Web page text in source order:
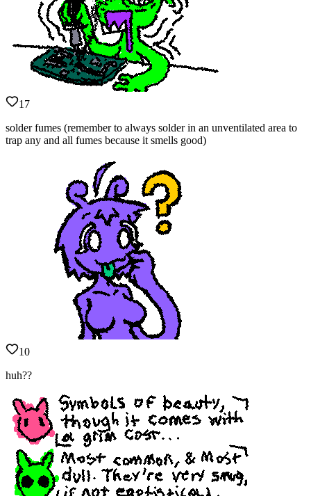
17
solder fumes (remember to always solder in an unventilated area to
trap any and all fumes because it smells good)
10
huh??